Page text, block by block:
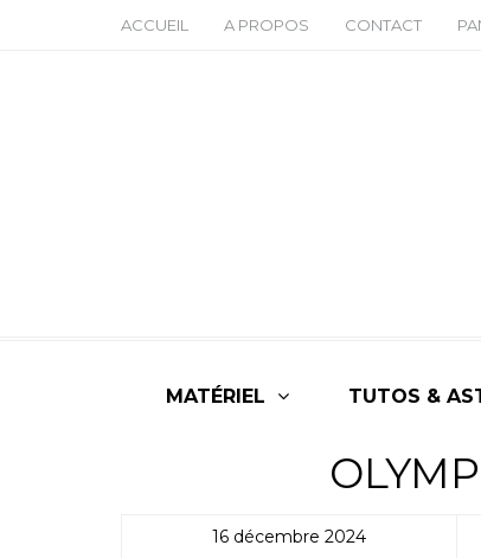
ACCUEIL A PROPOS CONTACT
MATÉRIEL TUTOS &
16 décembre 2024